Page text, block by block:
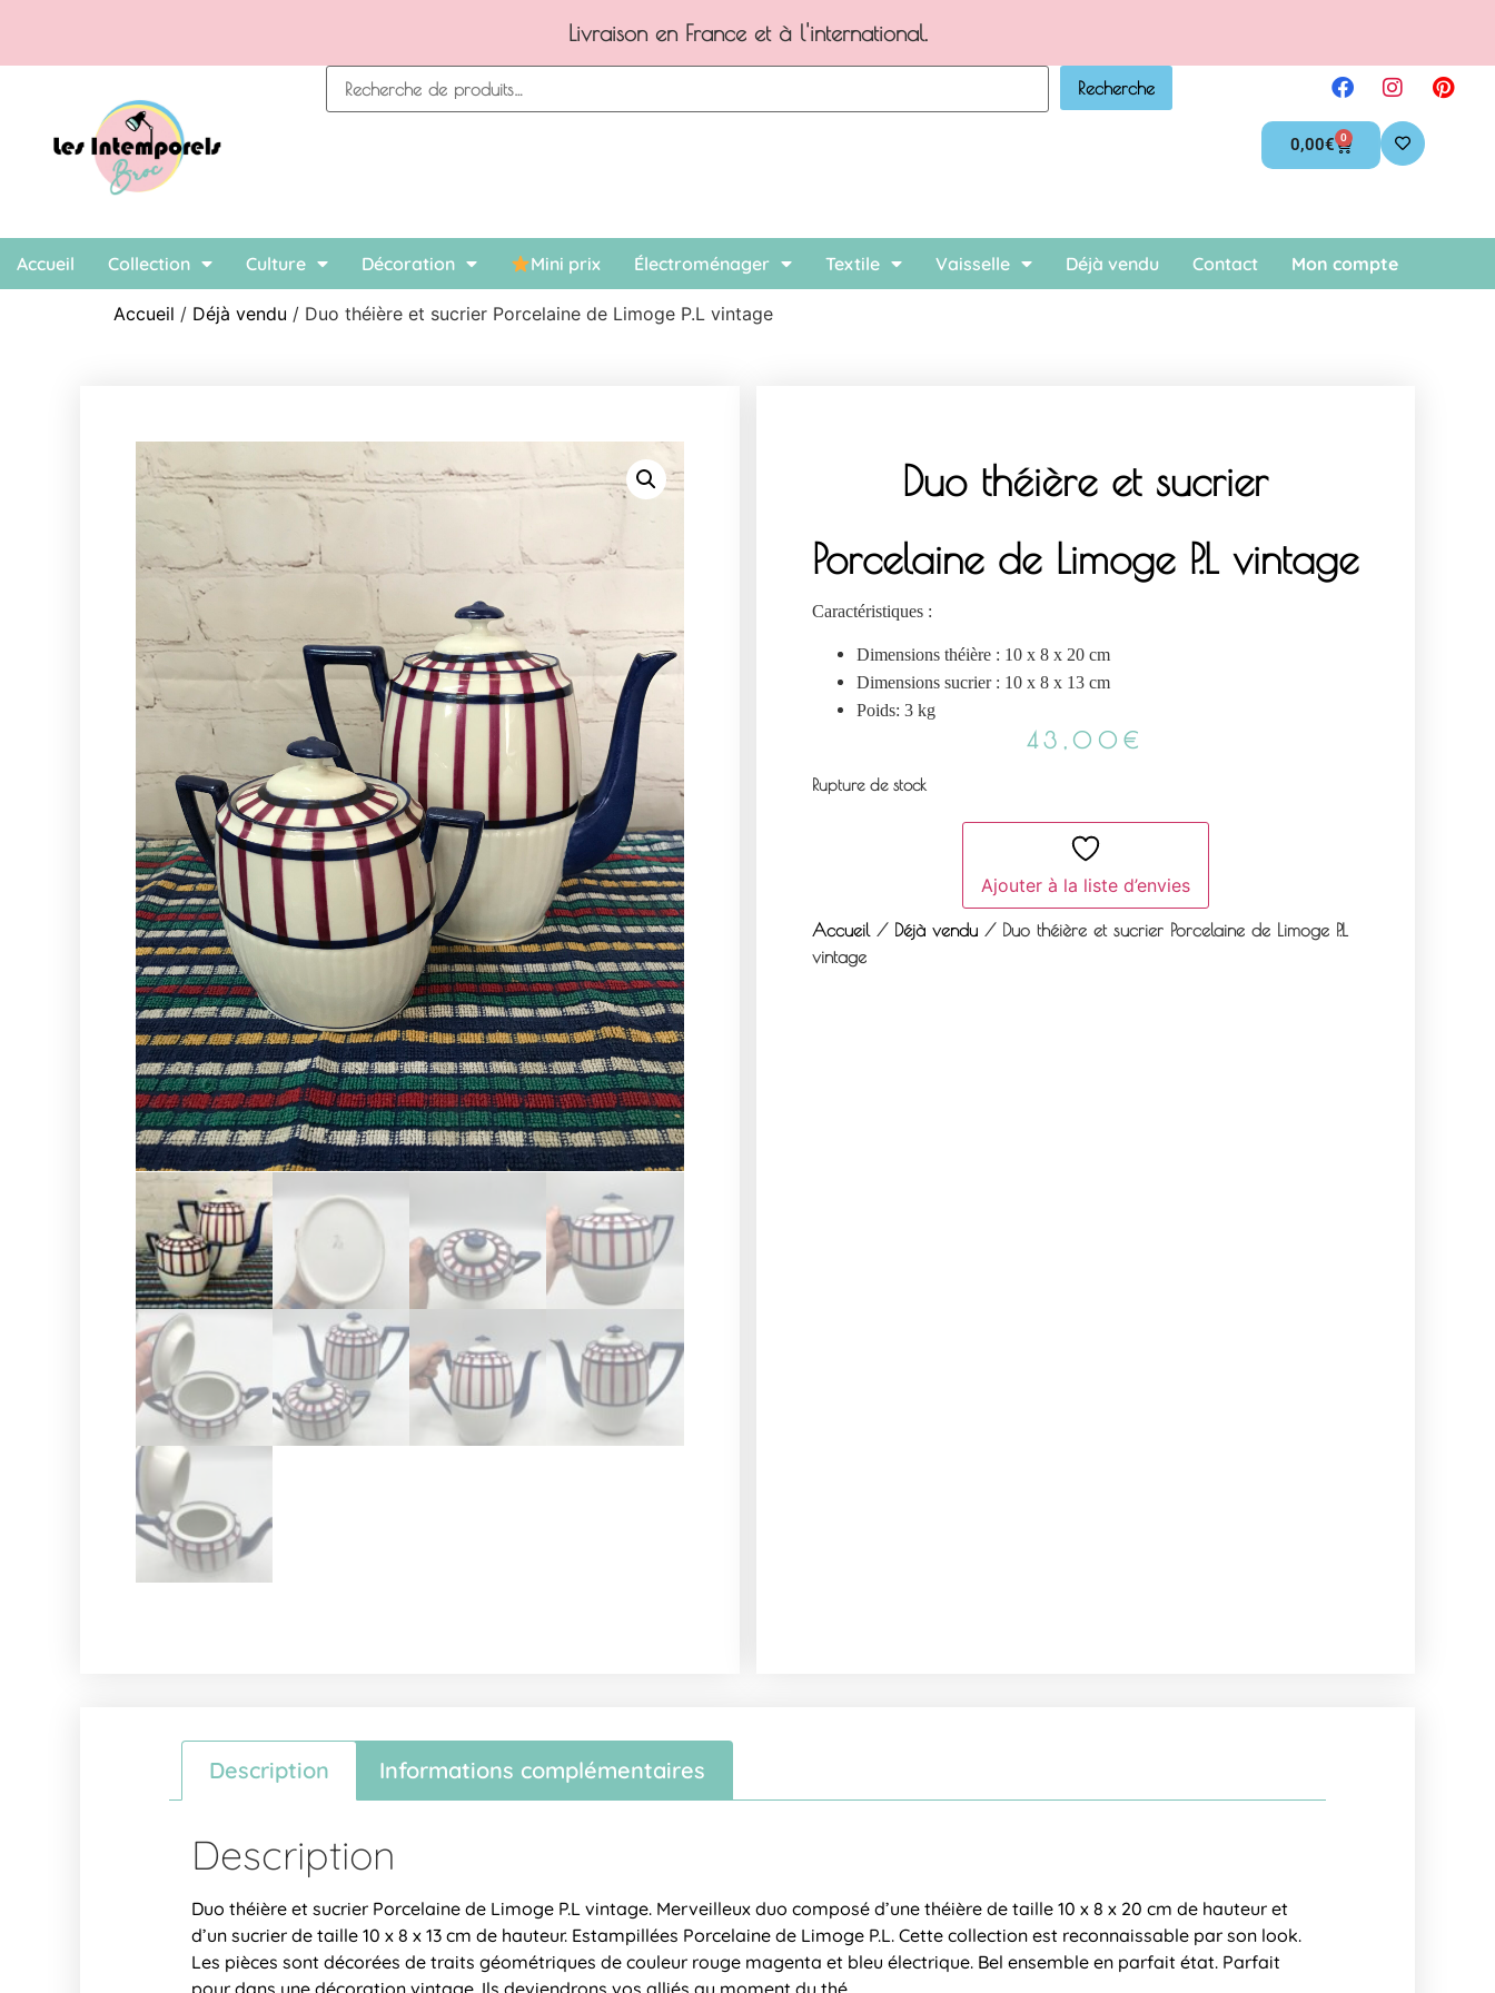
Paiement en ligne sécurisé, possibilité de 3x sans frais.
Recherche
0,00€ 0
Accueil Collection Culture Décoration Mini prix Électroménager Textile Vaisselle Déjà vendu Contact Mon compte
Accueil / Déjà vendu / Duo théière et sucrier Porcelaine de Limoge P.L vintage
Duo théière et sucrier
Porcelaine de Limoge P.L vintage
Caractéristiques :
Dimensions théière : 10 x 8 x 20 cm
Dimensions sucrier : 10 x 8 x 13 cm
Poids: 3 kg
43,00 €
Rupture de stock
Ajouter à la liste d’envies
Accueil/ Déjà vendu/ Duo théière et sucrier Porcelaine de Limoge P.L
vintage
Description Informations complémentaires
Description
Duo théière et sucrier Porcelaine de Limoge P.L vintage. Merveilleux duo composé d’une théière de taille 10 x 8 x 20 cm de hauteur et
d’un sucrier de taille 10 x 8 x 13 cm de hauteur. Estampillées Porcelaine de Limoge P.L. Cette collection est reconnaissable par son look.
Les pièces sont décorées de traits géométriques de couleur rouge magenta et bleu électrique. Bel ensemble en parfait état. Parfait
pour dans une décoration vintage. Ils deviendrons vos alliés au moment du thé.